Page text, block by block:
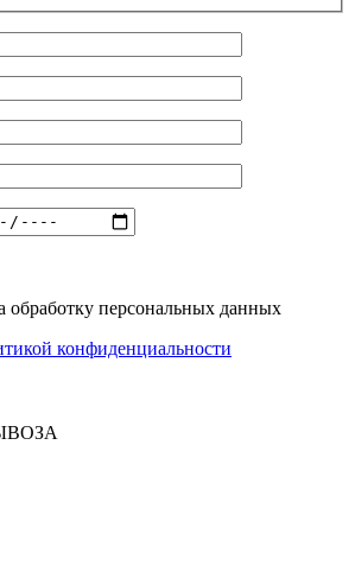
обработку персональных данных
конфиденциальности